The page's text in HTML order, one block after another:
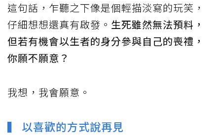
這句話，乍聽之下像是個輕描淡寫的玩笑，
仔細想想還真有啟發。 生死雖然無法預料，
但若有機會以生者的身分參與自己的喪禮，
你願不願意？
我想，我會願意。
▍ 以喜歡的方式說再見